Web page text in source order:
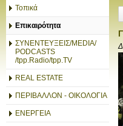
Τοπικά
Επικαιρότητα
ΣΥΝΕΝΤΕΥΞΕΙΣ/MEDIA/
PODCASTS
/tpp.Radio/tpp.TV
REAL ESTATE
ΠΕΡΙΒΑΛΛΟΝ - ΟΙΚΟΛΟΓΙΑ
ΕΝΕΡΓΕΙΑ